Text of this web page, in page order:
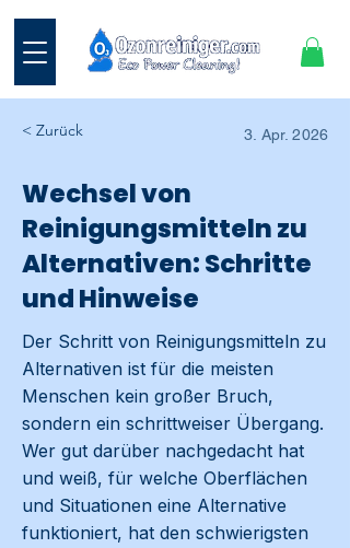
< Zurück 3. Apr. 2026
Wechsel von
Reinigungsmitteln zu
Alternativen: Schritte
und Hinweise
Der Schritt von Reinigungsmitteln zu
Alternativen ist für die meisten
Menschen kein großer Bruch,
sondern ein schrittweiser Übergang.
Wer gut darüber nachgedacht hat
und weiß, für welche Oberflächen
und Situationen eine Alternative
funktioniert, hat den schwierigsten